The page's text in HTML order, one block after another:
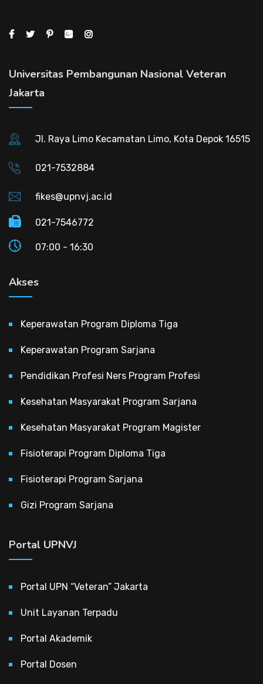
Universitas Pembangunan Nasional Veteran
Jakarta
Jl. Raya Limo Kecamatan Limo, Kota Depok 16515
021-7532884
fikes@upnvj.ac.id
021-7546772
07:00 - 16:30
Akses
Keperawatan Program Diploma Tiga
Keperawatan Program Sarjana
Pendidikan Profesi Ners Program Profesi
Kesehatan Masyarakat Program Sarjana
Kesehatan Masyarakat Program Magister
Fisioterapi Program Diploma Tiga
Fisioterapi Program Sarjana
Gizi Program Sarjana
Portal UPNVJ
Portal UPN “Veteran” Jakarta
Unit Layanan Terpadu
Portal Akademik
Portal Dosen